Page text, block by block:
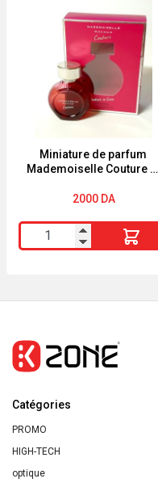
Parfum
60mlMiniature de parfum
Mademoiselle Couture in
2000 DA
quantité
de
Mademoiselle
Couture
Love
de
Rochas
4,5ml
Catégories
PROMO
HIGH-TECH
optique